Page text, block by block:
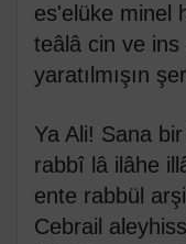
es'elüke minel
teâlâ cin ve
yaratılmışın
Ya Ali! Sana
rabbî lâ ilâhe
ente rabbül
Cebrail